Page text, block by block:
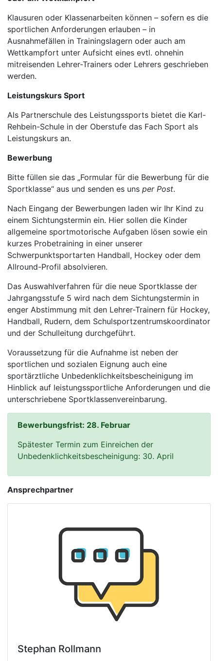
Klausuren oder Klassenarbeiten können – sofern es die
sportlichen Anforderungen erlauben – in
Ausnahmefällen in Trainingslagern oder auch am
Wettkampfort unter Aufsicht eines evtl. ohnehin
mitreisenden Lehrer-Trainers oder Lehrers geschrieben
werden.
Leistungskurs Sport
Als Partnerschule des Leistungssports bietet die Karl-
Rehbein-Schule in der Oberstufe das Fach Sport als
Leistungskurs an.
Bewerbung
Bitte füllen sie das „Formular für die Bewerbung für die
Sportklasse“ aus und senden es uns per Post.
Nach Eingang der Bewerbungen laden wir Ihr Kind zu
einem Sichtungstermin ein. Hier sollen die Kinder
allgemeine sportmotorische Aufgaben lösen sowie ein
kurzes Probetraining in einer unserer
Schwerpunktsportarten Handball, Hockey oder dem
Allround-Profil absolvieren.
Das Auswahlverfahren für die neue Sportklasse der
Jahrgangsstufe 5 wird nach dem Sichtungstermin in
enger Abstimmung mit den Lehrer-Trainern für Hockey,
Handball, Rudern, dem Schulsportzentrumskoordinator
und der Schulleitung durchgeführt.
Voraussetzung für die Aufnahme ist neben der
sportlichen und sozialen Eignung auch eine
sportärztliche Unbedenklichkeitsbescheinigung im
Hinblick auf leistungssportliche Anforderungen und die
unterschriebene Sportklassenvereinbarung.
Bewerbungsfrist: 28. Februar
Spätester Termin zum Einreichen der
Unbedenklichkeitsbescheinigung: 30. April
Ansprechpartner
Stephan Rollmann